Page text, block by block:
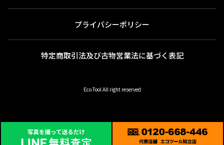
プライバシーポリシー
特定商取引法及び古物営業法に基づく表記
Eco Tool All right reserved